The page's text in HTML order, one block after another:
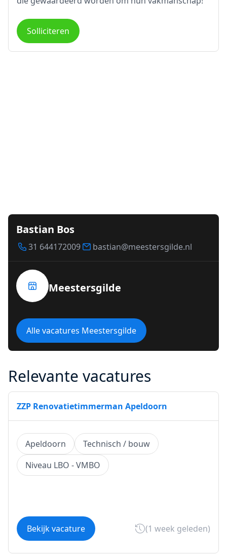
Solliciteren
Bastian Bos
31 644172009 bastian@meestersgilde.nl
Meestersgilde
Alle vacatures Meestersgilde
Relevante vacatures
ZZP Renovatietimmerman Apeldoorn
Apeldoorn
Technisch / bouw
Niveau LBO - VMBO
Bekijk vacature (1 week geleden)